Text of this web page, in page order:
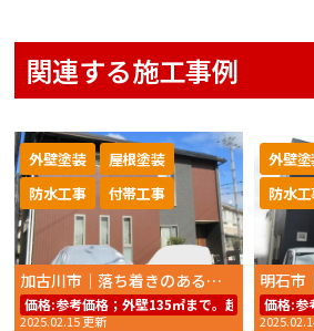
関連する施工事例
加古川市｜落ち着きのあるブラウン外壁へ！高耐久塗料で美しさを長持ち
価格:参考価格；外壁135㎡まで。超低汚染リ
2025.02.15 更新
外壁塗装
屋根塗装
防水工事
付帯工事
価格:参
外壁
防水